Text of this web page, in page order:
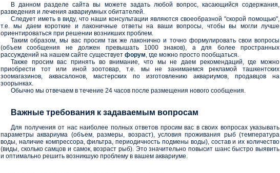
В данном разделе сайта вы можете задать любой вопрос, касающийся содержания,
разведения и лечения аквариумных обитателей.
Следует иметь в виду, что наши консультации являются своеобразной "скорой помощью",
т.е. мы даем короткие и лаконичные ответы на ваши вопросы, чтобы вы могли лучше
ориентироваться при решении возникших проблем.
Таким образом, мы вас просим так же лаконично и точно формулировать свои вопросы
(объем сообщения не должен превышать 1000 знаков), а для более пространных
рассуждений на нашем сайте существует форум , где можно просто пообщаться.
Также просим вас принять во внимание, что мы не даем рекомендаций, где можно
приобрести тот или иной зоотовар, т.е. мы не занимаемся рекламой ташкентских
зоомагазинов, аквасалонов, мастерских по изготовлению аквариумов, продавцов на
зоорынках.
Обычно мы отвечаем в течение 24 часов после размещения нового сообщения.
Важные требования к задаваемым вопросам
Для получения от нас наиболее полных ответов просим вас в своих вопросах указывать
параметры аквариума (объем, размеры, возраст), условия проживания рыб (температура
воды, наличие компрессора, фильтра, периодичность подмены воды), состав и их количество
(виды, сколько самцов и самок, возраст рыб). Это значительно повысит шанс быстро выявить
и оптимально решить возникшую проблему в вашем аквариуме.